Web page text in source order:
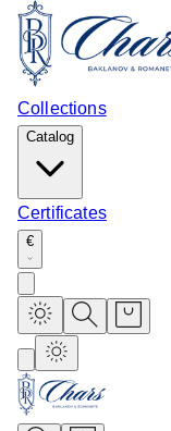
Collections
Catalog
Certificates
€